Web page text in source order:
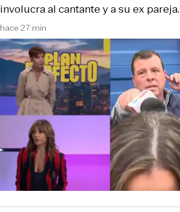
hace 27 min
involucra al cantante y a su ex pareja.